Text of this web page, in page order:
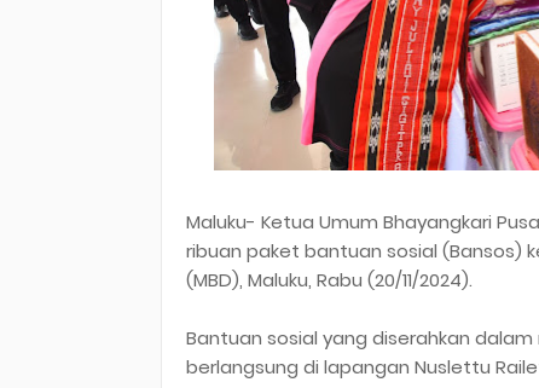
Maluku- Ketua Umum Bhayangkari
ribuan paket bantuan sosial (Bansos)
(MBD), Maluku, Rabu (20/11/2024).
Bantuan sosial yang diserahkan
berlangsung di lapangan Nuslettu